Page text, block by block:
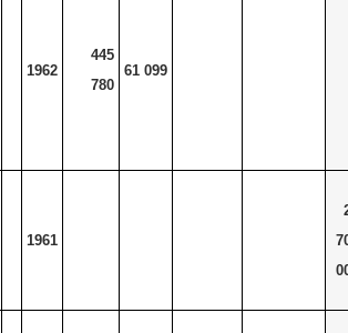
1962
445
780
61 099
1961